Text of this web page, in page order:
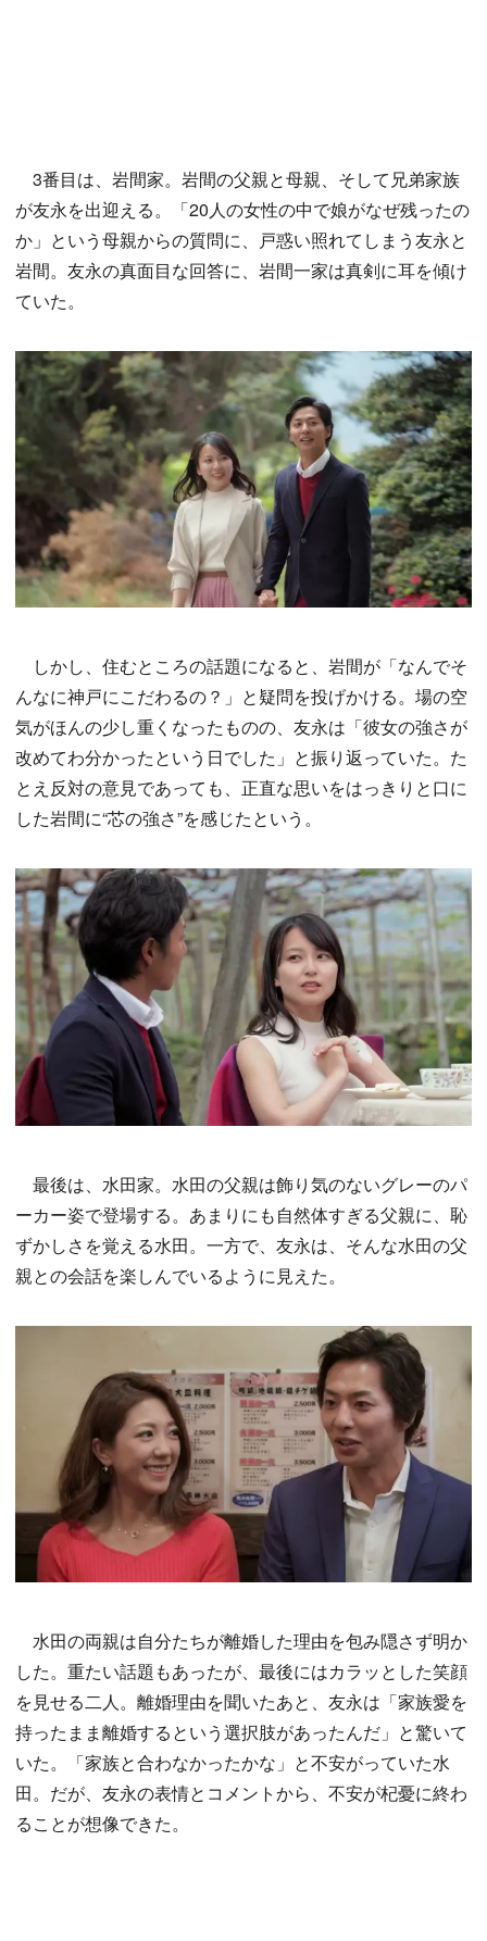
3番目は、岩間家。岩間の父親と母親、そして兄弟家族
が友永を出迎える。「20人の女性の中で娘がなぜ残ったの
か」という母親からの質問に、戸惑い照れてしまう友永と
岩間。友永の真面目な回答に、岩間一家は真剣に耳を傾け
ていた。
しかし、住むところの話題になると、岩間が「なんでそ
んなに神戸にこだわるの？」と疑問を投げかける。場の空
気がほんの少し重くなったものの、友永は「彼女の強さが
改めてわ分かったという日でした」と振り返っていた。た
とえ反対の意見であっても、正直な思いをはっきりと口に
した岩間に“芯の強さ”を感じたという。
最後は、水田家。水田の父親は飾り気のないグレーのパ
ーカー姿で登場する。あまりにも自然体すぎる父親に、恥
ずかしさを覚える水田。一方で、友永は、そんな水田の父
親との会話を楽しんでいるように見えた。
水田の両親は自分たちが離婚した理由を包み隠さず明か
した。重たい話題もあったが、最後にはカラッとした笑顔
を見せる二人。離婚理由を聞いたあと、友永は「家族愛を
持ったまま離婚するという選択肢があったんだ」と驚いて
いた。「家族と合わなかったかな」と不安がっていた水
田。だが、友永の表情とコメントから、不安が杞憂に終わ
ることが想像できた。